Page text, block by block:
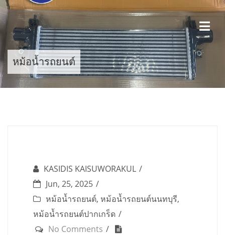
Skip
to
content
หม้อน้ำรถยนต์
KASIDIS KAISUWORAKUL
Jun, 25, 2025
หม้อน้ำรถยนต์, หม้อน้ำรถยนต์นนทบุรี,
หม้อน้ำรถยนต์ปากเกร็ด
No Comments